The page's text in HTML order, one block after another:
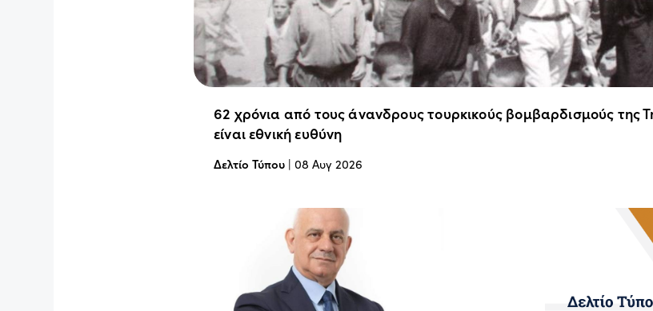
62 χρόνια από τους άνανδρους τουρκικούς βομβαρδισμούς της
είναι εθνική ευθύνη
Δελτίο Τύπου | 08 Αυγ 2026